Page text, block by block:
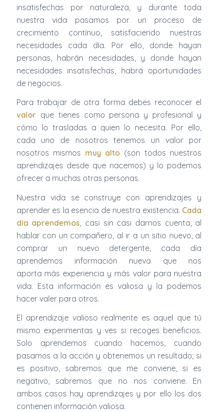
insatisfechas por naturaleza, y durante toda
nuestra vida pasamos por un proceso de
crecimiento contínuo, satisfaciendo nuestras
necesidades cada día. Por ello, donde hayan
personas, habrán necesidades, y donde hayan
necesidades insatisfechas, habrá oportunidades
de negocios.
Para trabajar de otra forma debes reconocer el
valorque tienes como persona y profesional y
cómo lo trasladas a quien lo necesita. Por ello,
cada uno de nosotros tenemos un valor por
nosotros mismos muy alto (son todos nuestros
aprendizajes desde que nacemos) y lo podemos
ofrecer a muchas otras personas.
Nuestra vida se construye con aprendizajes y
aprender es la esencia de nuestra existencia. Cada
día aprendemos , casi sin casi darnos cuenta, al
hablar con un compañero, al ir a un sitio nuevo, al
comprar un nuevo detergente, cada día
aprendemos información nueva que nos
aporta más experiencia y más valor para nuestra
vida. Esta información es valiosa y la podemos
hacer valer para otros.
El aprendizaje valioso realmente es aquel que tú
mismo experimentas y ves si recoges beneficios.
Solo aprendemos cuando hacemos, cuando
pasamos a la acción y obtenemos un resultado; si
es positivo, sabremos que me conviene, si es
negativo, sabremos que no nos conviene. En
ambos casos hay aprendizajes y por ello los dos
contienen información valiosa.